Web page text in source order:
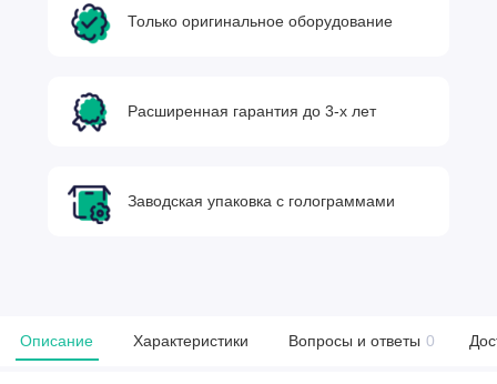
Только оригинальное оборудование
Расширенная гарантия до 3-х лет
Заводская упаковка с голограммами
Описание Характеристики Вопросы и ответы 0